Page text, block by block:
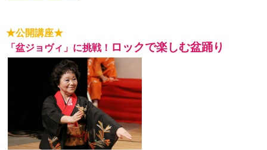
★公開講座★
「盆ジョヴィ」に挑戦！ ロックで楽しむ盆踊り